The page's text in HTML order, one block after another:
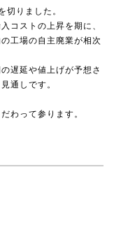
切りました。
コストの上昇を期に、
工場の自主廃業が相次
遅延や値上げが予想さ
通しです。
わって参ります。